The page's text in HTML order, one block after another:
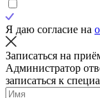
Я даю согласие на
Записаться на
Администратор
записаться к